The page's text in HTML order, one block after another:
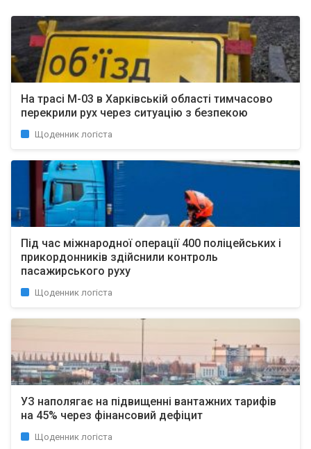
На трасі М-03 в Харківській області тимчасово
перекрили рух через ситуацію з безпекою
Щоденник логіста
Під час міжнародної операції 400 поліцейських і
прикордонників здійснили контроль
пасажирського руху
Щоденник логіста
УЗ наполягає на підвищенні вантажних тарифів
на 45% через фінансовий дефіцит
Щоденник логіста